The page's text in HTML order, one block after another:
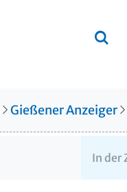
Gießener Anzeiger